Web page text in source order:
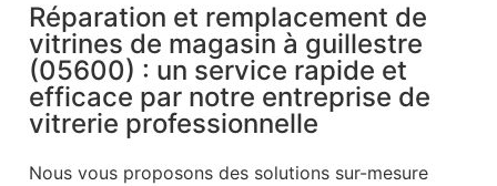
Réparation et remplacement de
vitrines de magasin à guillestre
(05600) : un service rapide et
efficace par notre entreprise de
vitrerie professionnelle
Nous vous proposons des solutions sur-mesure